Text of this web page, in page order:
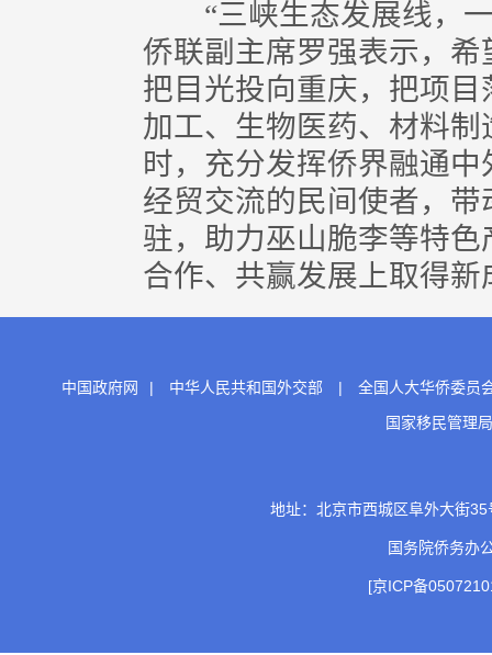
“三峡生态发展线，一
侨联副主席罗强表示，
把目光投向重庆，把项
加工、生物医药、材料
时，充分发挥侨界融通
经贸交流的民间使者，
驻，助力巫山脆李等特
合作、共赢发展上取得新
中国政府网 | 中华人民共和国外交部 |
全国人大华侨委员
国家移民管理局
地址：北京市西城区阜外大街
国务院侨务
[京ICP备